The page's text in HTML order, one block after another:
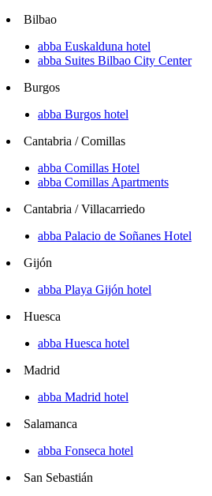
Bilbao
abba Euskalduna hotel
abba Suites Bilbao City Center
Burgos
abba Burgos hotel
Cantabria / Comillas
abba Comillas Hotel
abba Comillas Apartments
Cantabria / Villacarriedo
abba Palacio de Soñanes Hotel
Gijón
abba Playa Gijón hotel
Huesca
abba Huesca hotel
Madrid
abba Madrid hotel
Salamanca
abba Fonseca hotel
San Sebastián